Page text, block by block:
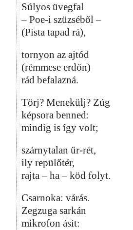
Súlyos üvegfal
– Poe-i szüzséből –
(Pista tapad rá),
tornyon az ajtód
(rémmese erdőn)
rád befalazná.
Törj? Menekülj? Zúg
képsora benned:
mindig is így volt;
szárnytalan űr-rét,
ily repülőtér,
rajta – ha – köd folyt.
Csarnoka: várás.
Zegzuga sarkán
mikrofon ásít: